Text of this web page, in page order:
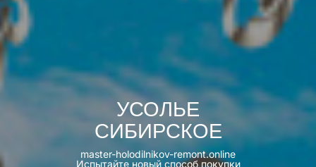
УСОЛЬЕ
СИБИРСКОЕ
master-holodilnikov-remont.online
Испытайте новый способ покупки